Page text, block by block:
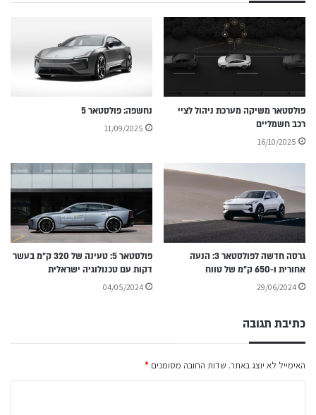
פולסטאר משיקה מערכת ניהול לציי
רכב חשמליים
16/10/2025
נחשפה: פולסטאר 5
11/09/2025
גרסה חדשה לפולסטאר 3: הנעה
אחורית ו-650 ק״מ של טווח
29/06/2024
פולסטאר 5: טעינה של 320 ק״מ בעשר
דקות עם טכנולוגיה ישראלית
04/05/2024
כתיבת תגובה
האימייל לא יוצג באתר. שדות החובה מסומנים *